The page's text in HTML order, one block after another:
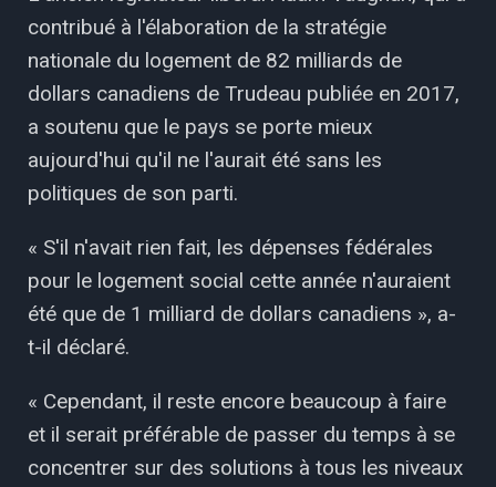
contribué à l'élaboration de la stratégie
nationale du logement de 82 milliards de
dollars canadiens de Trudeau publiée en 2017,
a soutenu que le pays se porte mieux
aujourd'hui qu'il ne l'aurait été sans les
politiques de son parti.
« S'il n'avait rien fait, les dépenses fédérales
pour le logement social cette année n'auraient
été que de 1 milliard de dollars canadiens », a-
t-il déclaré.
« Cependant, il reste encore beaucoup à faire
et il serait préférable de passer du temps à se
concentrer sur des solutions à tous les niveaux